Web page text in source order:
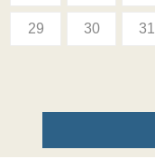
29 30 31